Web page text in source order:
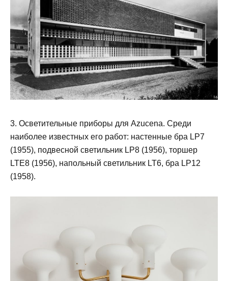
3. Осветительные приборы для Azucena. Среди
наиболее известных его работ: настенные бра LP7
(1955), подвесной светильник LP8 (1956), торшер
LTE8 (1956), напольный светильник LT6, бра LP12
(1958).